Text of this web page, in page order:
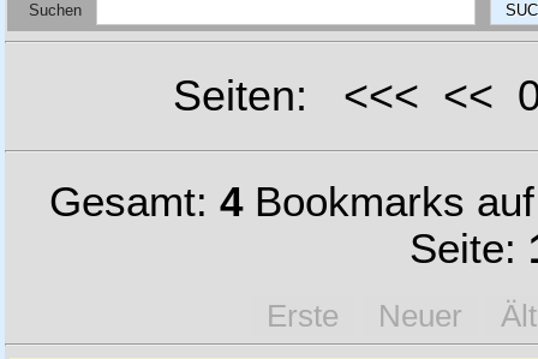
Suchen
Seiten: <<< <<
Gesamt: 4Bookmarks
Seite:
Erste Neuer